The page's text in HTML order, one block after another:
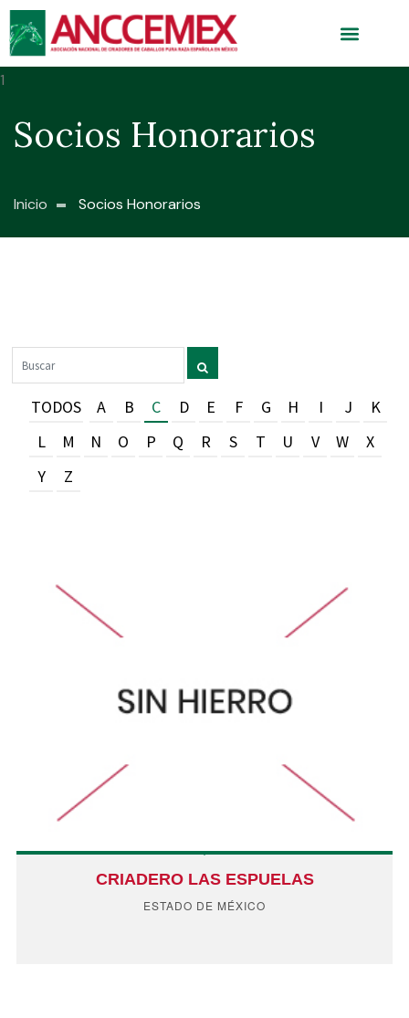
Socios Honorarios
Inicio Socios Honorarios
TODOS A B C D E F G H I J
K
L
M N O P Q R S T U V W
X
Y
Z
CRIADERO LAS ESPUELAS
ESTADO DE MÉXICO